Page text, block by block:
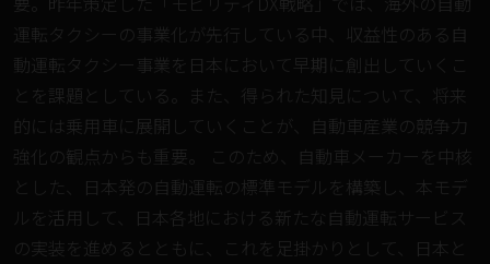
運転タクシーの事業化が先行している中、収益性のある自
動運転タクシー事業を日本において早期に創出していくこ
とを課題としている。また、得られた知見について、将来
的には乗用車に展開していくことが、自動車産業の競争力
強化の観点からも重要。 このため、自動車メーカーを中核
とした、日本発の自動運転の標準モデルを構築し、本モデ
ルを活用して、日本各地における新たな自動運転サービス
の実装を進めるとともに、これを足掛かりとして、日本と